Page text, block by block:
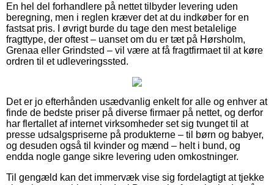
En hel del forhandlere på nettet tilbyder levering uden
beregning, men i reglen kræver det at du indkøber for en
fastsat pris. I øvrigt burde du tage den mest betalelige
fragttype, der oftest – uanset om du er tæt på Hørsholm,
Grenaa eller Grindsted – vil være at få fragtfirmaet til at køre
ordren til et udleveringssted.
Det er jo efterhånden usædvanlig enkelt for alle og enhver at
finde de bedste priser på diverse firmaer på nettet, og derfor
har flertallet af internet virksomheder set sig tvunget til at
presse udsalgspriserne på produkterne – til børn og babyer,
og desuden også til kvinder og mænd – helt i bund, og
endda nogle gange sikre levering uden omkostninger.
Til gengæld kan det immervæk vise sig fordelagtigt at tjekke